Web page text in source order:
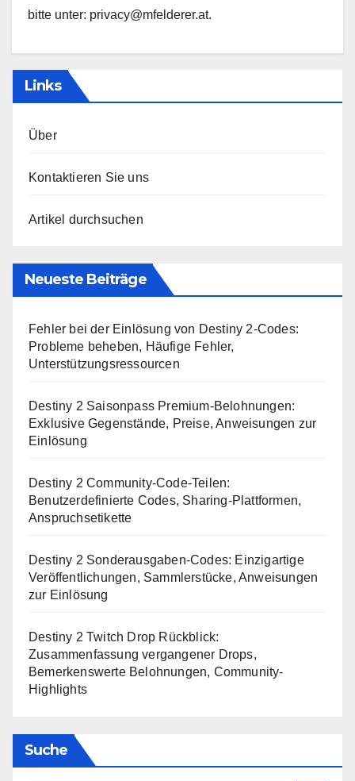
bitte unter: privacy@mfelderer.at.
Links
Über
Kontaktieren Sie uns
Artikel durchsuchen
Neueste Beiträge
Fehler bei der Einlösung von Destiny 2-Codes:
Probleme beheben, Häufige Fehler,
Unterstützungsressourcen
Destiny 2 Saisonpass Premium-Belohnungen:
Exklusive Gegenstände, Preise, Anweisungen zur
Einlösung
Destiny 2 Community-Code-Teilen:
Benutzerdefinierte Codes, Sharing-Plattformen,
Anspruchsetikette
Destiny 2 Sonderausgaben-Codes: Einzigartige
Veröffentlichungen, Sammlerstücke, Anweisungen
zur Einlösung
Destiny 2 Twitch Drop Rückblick:
Zusammenfassung vergangener Drops,
Bemerkenswerte Belohnungen, Community-
Highlights
Suche